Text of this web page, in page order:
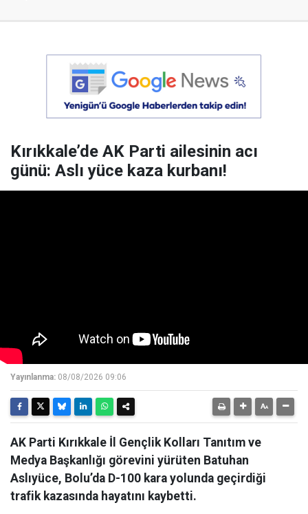
Kırıkkale’de AK Parti ailesinin acı
günü: Aslı yüce kaza kurbanı!
Yayınlanma: 08/08/2026 09:06
AK Parti Kırıkkale İl Gençlik Kolları Tanıtım ve
Medya Başkanlığı görevini yürüten Batuhan
Aslıyüce, Bolu’da D-100 kara yolunda geçirdiği
trafik kazasında hayatını kaybetti.